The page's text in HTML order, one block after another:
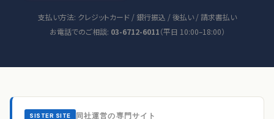
支払い方法: クレジットカード / 銀行振込 / 後払い / 請求書払い
お電話でのご相談: 03-6712-6011（平日 10:00–18:00）
SISTER SITE 同社運営の専門サイト